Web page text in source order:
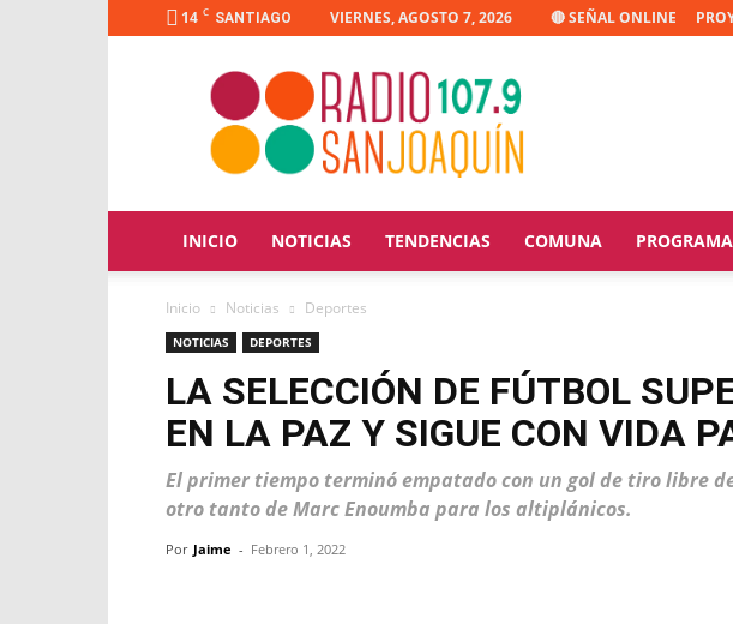
14 C SANTIAGO VIERNES, AGOSTO 7, 2026 🔴 SEÑAL ONLINE
Radio
Joaquín
INICIO NOTICIAS TENDENCIAS COMUNA
Inicio Noticias Deportes
NOTICIAS DEPORTES
LA SELECCIÓN DE FÚTBOL
EN LA PAZ Y SIGUE CON VIDA
El primer tiempo terminó empatado con un gol de tiro libre
otro tanto de Marc Enoumba para los altiplánicos.
Por Jaime - Febrero 1, 2022